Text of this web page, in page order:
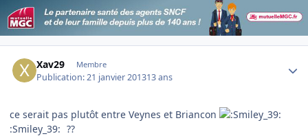
Xav29 Membre
Publication:21 janvier 201313 ans
ce serait pas plutôt entre Veynes et Briancon
:Smiley_39: ??